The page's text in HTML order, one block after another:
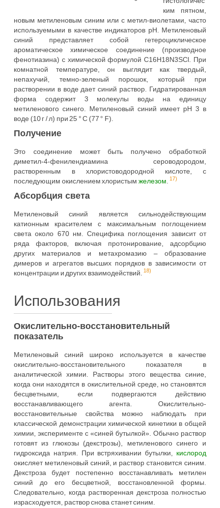
ким пятном,
новым метиленовым синим или с метил-виолетами, часто
используемыми в качестве индикаторов рН. Метиленовый
синий представляет собой гетероциклическое
ароматическое химическое соединение (производное
фенотиазина) с химической формулой C16H18N3SCl. При
комнатной температуре, он выглядит как твердый,
непахучий, темно-зеленый порошок, который при
растворении в воде дает синий раствор. Гидратированная
форма содержит 3 молекулы воды на единицу
метиленового синего. Метиленовый синий имеет рН 3 в
воде (10 г / л) при 25 ° C (77 ° F).
Получение
Это соединение может быть получено обработкой
диметил-4-фенилендиамина сероводородом,
растворенным в хлористоводородной кислоте, с
последующим окислением хлористым железом .17)
Абсорбция света
Метиленовый синий является сильнодействующим
катионным красителем с максимальным поглощением
света около 670 нм. Специфика поглощения зависит от
ряда факторов, включая протонирование, адсорбцию
других материалов и метахромазию – образование
димеров и агрегатов высших порядков в зависимости от
концентрации и других взаимодействий.18)
Использования
Окислительно-восстановительный
показатель
Метиленовый синий широко используется в качестве
окислительно-восстановительного показателя в
аналитической химии. Растворы этого вещества синие,
когда они находятся в окислительной среде, но становятся
бесцветными, если подвергаются действию
восстанавливающего агента. Окислительно-
восстановительные свойства можно наблюдать при
классической демонстрации химической кинетики в общей
химии, эксперименте с «синей бутылкой». Обычно раствор
готовят из глюкозы (декстрозы), метиленового синего и
гидроксида натрия. При встряхивании бутылки, кислород
окисляет метиленовый синий, и раствор становится синим.
Декстроза будет постепенно восстанавливать метилен
синий до его бесцветной, восстановленной формы.
Следовательно, когда растворенная декстроза полностью
израсходуется, раствор снова станет синим.